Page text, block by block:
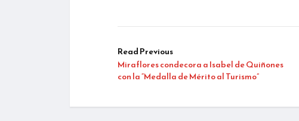
Read Previous
Miraflores condecora a Isabel de Quiñones
con la “Medalla de Mérito al Turismo”